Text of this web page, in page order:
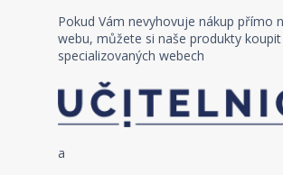
Pokud Vám nevyhovuje nákup přímo
webu, můžete si naše produkty koupit
specializovaných webech
a